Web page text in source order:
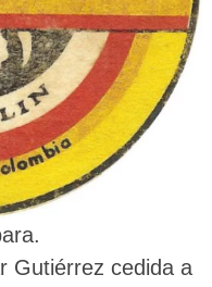
Gutiérrez cedida a